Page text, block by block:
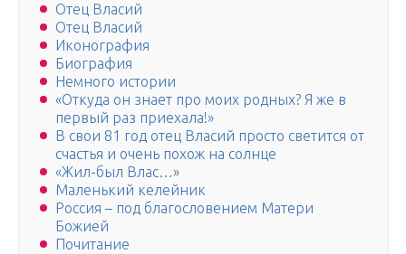
Отец Власий
Отец Власий
Иконография
Биография
Немного истории
«Откуда он знает про моих родных? Я же в
первый раз приехала!»
В свои 81 год отец Власий просто светится от
счастья и очень похож на солнце
«Жил-был Влас…»
Маленький келейник
Россия – под благословением Матери
Божией
Почитание